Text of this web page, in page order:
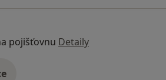
pojišťovnu Detaily